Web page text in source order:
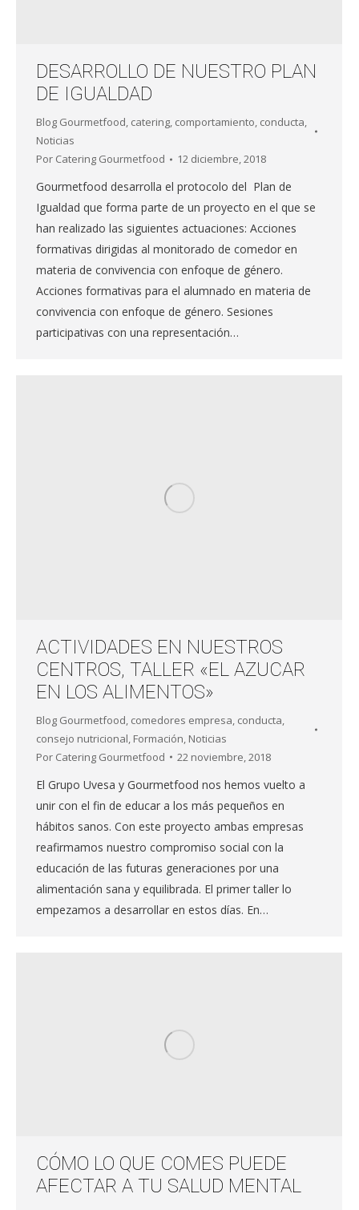
DESARROLLO DE NUESTRO PLAN
DE IGUALDAD
Blog Gourmetfood, catering, comportamiento, conducta,
Noticias
Por Catering Gourmetfood 12 diciembre, 2018
Gourmetfood desarrolla el protocolo del Plan de
Igualdad que forma parte de un proyecto en el que se
han realizado las siguientes actuaciones: Acciones
formativas dirigidas al monitorado de comedor en
materia de convivencia con enfoque de género.
Acciones formativas para el alumnado en materia de
convivencia con enfoque de género. Sesiones
participativas con una representación…
ACTIVIDADES EN NUESTROS
CENTROS, TALLER «EL AZUCAR
EN LOS ALIMENTOS»
Blog Gourmetfood, comedores empresa, conducta,
consejo nutricional, Formación, Noticias
Por Catering Gourmetfood 22 noviembre, 2018
El Grupo Uvesa y Gourmetfood nos hemos vuelto a
unir con el fin de educar a los más pequeños en
hábitos sanos. Con este proyecto ambas empresas
reafirmamos nuestro compromiso social con la
educación de las futuras generaciones por una
alimentación sana y equilibrada. El primer taller lo
empezamos a desarrollar en estos días. En…
CÓMO LO QUE COMES PUEDE
AFECTAR A TU SALUD MENTAL